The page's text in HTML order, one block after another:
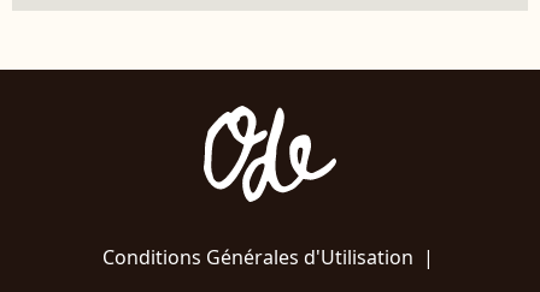
Conditions Générales d'Utilisation |